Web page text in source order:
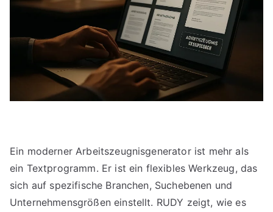
Ein moderner Arbeitszeugnisgenerator ist mehr als
ein Textprogramm. Er ist ein flexibles Werkzeug, das
sich auf spezifische Branchen, Suchebenen und
Unternehmensgrößen einstellt. RUDY zeigt, wie es